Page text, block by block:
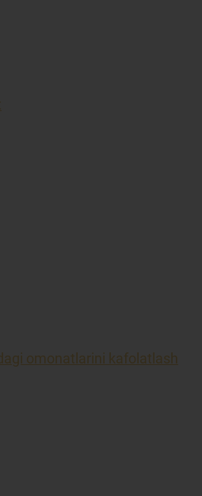
omonatlarini kafolatlash